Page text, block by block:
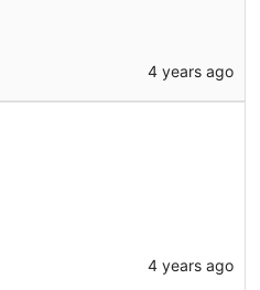
4 years ago
4 years ago